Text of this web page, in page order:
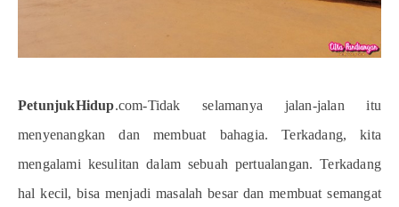
PetunjukHidup.com-Tidak selamanya jalan-jalan itu
menyenangkan dan membuat bahagia. Terkadang, kita
mengalami kesulitan dalam sebuah pertualangan. Terkadang
hal kecil, bisa menjadi masalah besar dan membuat semangat